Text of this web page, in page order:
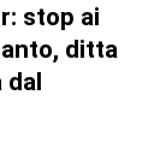
stop ai
ditta
dal